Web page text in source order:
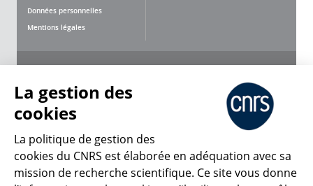
Données personnelles
Mentions légales
CNRS Le Mag
La gestion des
cookies
La politique de gestion des
cookies du CNRS est élaborée en adéquation avec sa
mission de recherche scientifique. Ce site vous donne